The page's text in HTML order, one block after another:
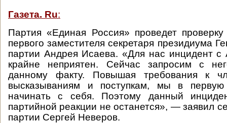
Газета. Ru:
Партия «Единая Россия» проведет
первого заместителя секретаря президиума
партии Андрея Исаева. «Для нас инцидент
крайне неприятен. Сейчас запросим с
данному факту. Повышая требования к
высказываниям и поступкам, мы в
начинать с себя. Поэтому данный
партийной реакции не останется», — заявил
партии Сергей Неверов.